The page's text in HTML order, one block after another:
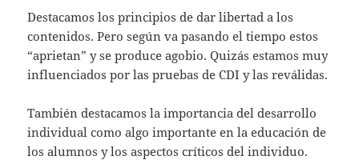
Destacamos los principios de dar libertad a los
contenidos. Pero según va pasando el tiempo estos
“aprietan” y se produce agobio. Quizás estamos muy
influenciados por las pruebas de CDI y las reválidas.
También destacamos la importancia del desarrollo
individual como algo importante en la educación de
los alumnos y los aspectos críticos del individuo.